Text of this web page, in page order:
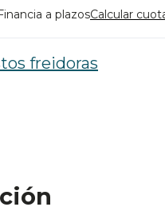
a plazosCalcular
freidoras